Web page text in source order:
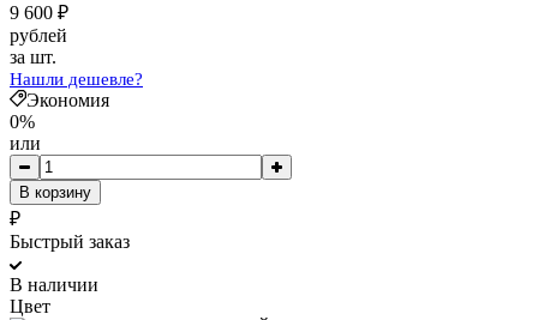
9 600 ₽
рублей
за шт.
Нашли дешевле?
Экономия
0%
или
В корзину
₽
Быстрый заказ
В наличии
Цвет